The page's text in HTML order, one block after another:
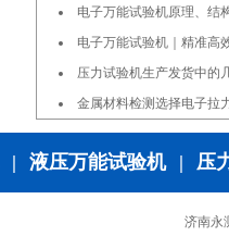
电子万能试验机原理、结
电子万能试验机｜精准高
压力试验机生产发货中的
金属材料检测选择电子拉
| 液压万能试验机 | 压
济南永